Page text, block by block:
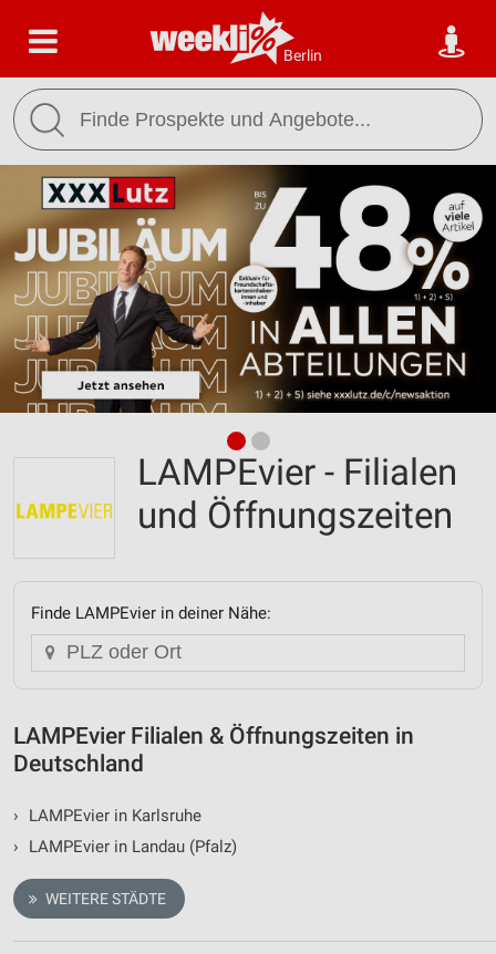
Berlin
LAMPEvier - Filialen
und Öffnungszeiten
Finde LAMPEvier in deiner Nähe:
LAMPEvier Filialen & Öffnungszeiten in
Deutschland
›
LAMPEvier in Karlsruhe
›
LAMPEvier in Landau (Pfalz)
WEITERE STÄDTE